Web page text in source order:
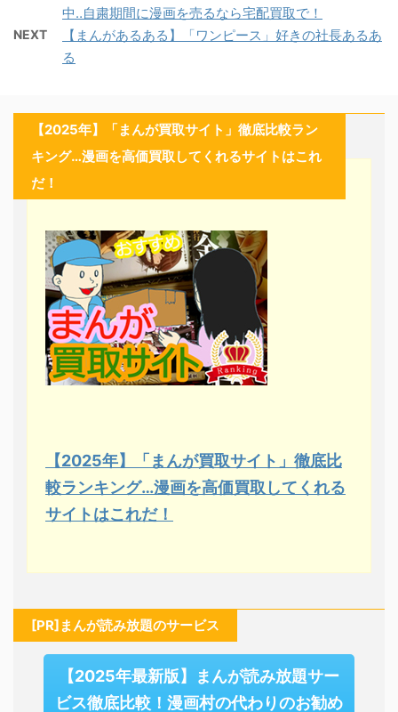
中‥自粛期間に漫画を売るなら宅配買取で！
NEXT
【まんがあるある】「ワンピース」好きの社長あるあ
る
【2025年】「まんが買取サイト」徹底比較ラン
キング…漫画を高価買取してくれるサイトはこれ
だ！
【2025年】「まんが買取サイト」徹底比
較ランキング…漫画を高価買取してくれる
サイトはこれだ！
[PR]まんが読み放題のサービス
【2025年最新版】まんが読み放題サー
ビス徹底比較！漫画村の代わりのお勧め